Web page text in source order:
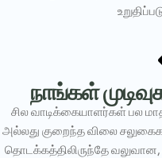
நாங்கள்
சில வாடிக்கையாளர்கள் பல
அல்லது குறைந்த விலை
தொடக்கத்திலிருந்தே